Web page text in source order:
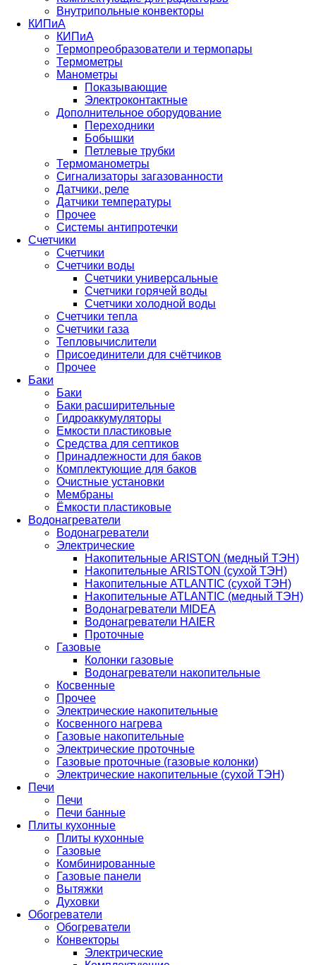
Внутрипольные конвекторы
КИПиА
КИПиА
Термопреобразователи и термопары
Термометры
Манометры
Показывающие
Электроконтактные
Дополнительное оборудование
Переходники
Бобышки
Петлевые трубки
Термоманометры
Сигнализаторы загазованности
Датчики, реле
Датчики температуры
Прочее
Системы антипротечки
Счетчики
Счетчики
Счетчики воды
Счетчики универсальные
Счетчики горячей воды
Счетчики холодной воды
Счетчики тепла
Счетчики газа
Тепловычислители
Присоединители для счётчиков
Прочее
Баки
Баки
Баки расширительные
Гидроаккумуляторы
Емкости пластиковые
Средства для септиков
Принадлежности для баков
Комплектующие для баков
Очистные установки
Мембраны
Ёмкости пластиковые
Водонагреватели
Водонагреватели
Электрические
Накопительные ARISTON (медный ТЭН)
Накопительные ARISTON (сухой ТЭН)
Накопительные ATLANTIC (сухой ТЭН)
Накопительные ATLANTIC (медный ТЭН)
Водонагреватели MIDEA
Водонагреватели HAIER
Проточные
Газовые
Колонки газовые
Водонагреватели накопительные
Косвенные
Прочее
Электрические накопительные
Косвенного нагрева
Газовые накопительные
Электрические проточные
Газовые проточные (газовые колонки)
Электрические накопительные (сухой ТЭН)
Печи
Печи
Печи банные
Плиты кухонные
Плиты кухонные
Газовые
Комбинированные
Газовые панели
Вытяжки
Духовки
Обогреватели
Обогреватели
Конвекторы
Электрические